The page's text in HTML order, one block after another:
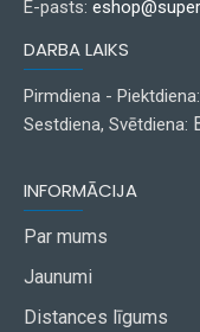
E-pasts:
DARBA LAIKS
Pirmdiena - Piektdiena:
Sestdiena, Svētdiena:
INFORMĀCIJA
Par mums
Jaunumi
Distances līgums